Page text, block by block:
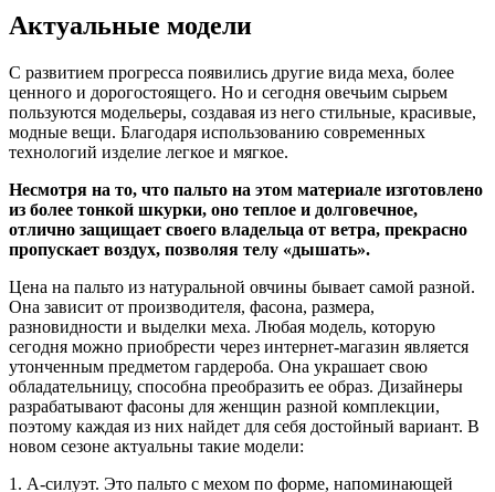
Актуальные модели
С развитием прогресса появились другие вида меха, более
ценного и дорогостоящего. Но и сегодня овечьим сырьем
пользуются модельеры, создавая из него стильные, красивые,
модные вещи. Благодаря использованию современных
технологий изделие легкое и мягкое.
Несмотря на то, что пальто на этом материале изготовлено
из более тонкой шкурки, оно теплое и долговечное,
отлично защищает своего владельца от ветра, прекрасно
пропускает воздух, позволяя телу «дышать».
Цена на пальто из натуральной овчины бывает самой разной.
Она зависит от производителя, фасона, размера,
разновидности и выделки меха. Любая модель, которую
сегодня можно приобрести через интернет-магазин является
утонченным предметом гардероба. Она украшает свою
обладательницу, способна преобразить ее образ. Дизайнеры
разрабатывают фасоны для женщин разной комплекции,
поэтому каждая из них найдет для себя достойный вариант. В
новом сезоне актуальны такие модели:
1. А-силуэт. Это пальто с мехом по форме, напоминающей